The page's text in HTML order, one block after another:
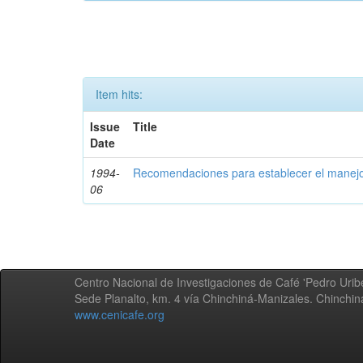
Item hits:
Issue
Date
Title
1994-
06
Recomendaciones para establecer el
Centro Nacional de Investigaciones de Café 'Pedro
Sede Planalto, km. 4 vía Chinchiná-Manizales.
www.cenicafe.org